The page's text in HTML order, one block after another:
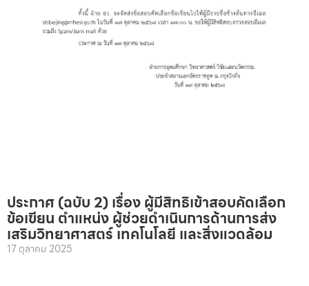
ประกาศ (ฉบับ 2) เรื่อง ผู้มีสิทธิเข้าสอบคัดเลือก
ข้อเขียน ตำแหน่ง ผู้ช่วยดำเนินการด้านการส่ง
เสริมวิทยาศาสตร์ เทคโนโลยี และสิ่งแวดล้อม
17 ตุลาคม 2025